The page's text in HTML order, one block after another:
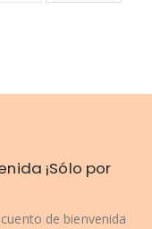
¡Sólo por
de bienvenida